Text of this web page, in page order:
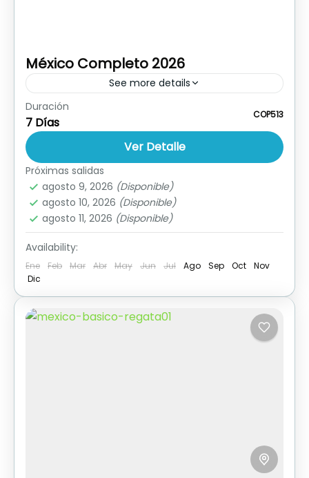
México Completo 2026
See more details
Ver Publicidad Descargar Itinerario Reservar
Hoy
Duración
7 Días COP513
Ver Detalle
Próximas salidas
agosto 9, 2026 (Disponible)
agosto 10, 2026 (Disponible)
agosto 11, 2026 (Disponible)
Availability:
Ene Feb Mar Abr May Jun Jul Ago Sep Oct
Nov
Dic